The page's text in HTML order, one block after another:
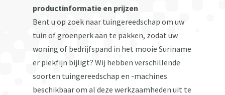
productinformatie en prijzen
Bent u op zoek naar tuingereedschap om uw
tuin of groenperk aan te pakken, zodat uw
woning of bedrijfspand in het mooie Suriname
er piekfijn bijligt? Wij hebben verschillende
soorten tuingereedschap en -machines
beschikbaar om al deze werkzaamheden uit te